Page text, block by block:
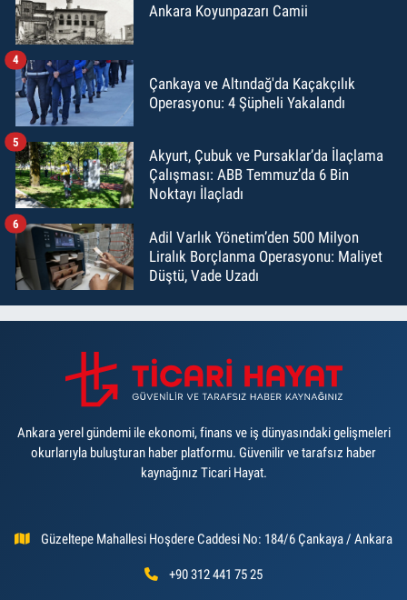
Ankara Koyunpazarı Camii
Çankaya ve Altındağ'da Kaçakçılık
Operasyonu: 4 Şüpheli Yakalandı
4
Akyurt, Çubuk ve Pursaklar’da İlaçlama
Çalışması: ABB Temmuz’da 6 Bin
Noktayı İlaçladı
5
Adil Varlık Yönetim’den 500 Milyon
Liralık Borçlanma Operasyonu: Maliyet
Düştü, Vade Uzadı
6
Ankara yerel gündemi ile ekonomi, finans ve iş dünyasındaki gelişmeleri
okurlarıyla buluşturan haber platformu. Güvenilir ve tarafsız haber
kaynağınız Ticari Hayat.
Güzeltepe Mahallesi Hoşdere Caddesi No: 184/6 Çankaya / Ankara
+90 312 441 75 25